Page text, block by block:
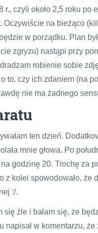
czyli około 2,5 roku po
na bieżąco
w porządku. Plan
zgryzu) nastąpi przy
robienie sobie
to, czy ich zdaniem (na
nie ma żadnego
ten dzień.
mnie głowa. Po
godzinę 20. Trochę za
z kolei spowodowało,
:/.
się źle i bałam się, że
napisał w komentarzu,